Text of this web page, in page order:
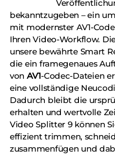
bekanntzugeben – ein
mit modernster AV1-
Ihren Video-Workflow.
unsere bewährte Smart
die ein framegenaues
von AV1-Codec-Dateien
eine vollständige
Dadurch bleibt die
erhalten und wertvolle
Video Splitter 9 können
effizient trimmen,
zusammenfügen und